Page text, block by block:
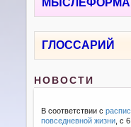
ГЛОССАРИЙ
НОВОСТИ
В соответствии с
повседневной жизни , с